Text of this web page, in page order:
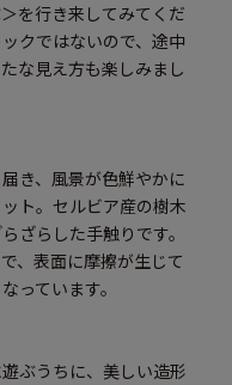
を行き来してみてくだ
クではないので、途中
な見え方も楽しみまし
き、風景が色鮮やかに
ト。セルビア産の樹木
ざらした手触りです。
、表面に摩擦が生じて
っています。
ぶうちに、美しい造形